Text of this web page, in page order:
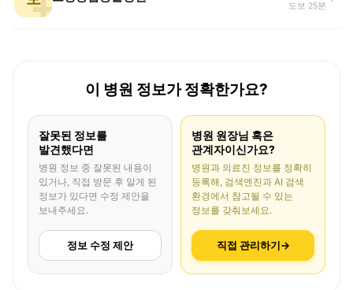
도보 25분
이 병원 정보가 정확한가요?
잘못된 정보를
발견했다면
병원 정보 중 잘못된 내용이
있거나, 직접 방문 후 알게 된
정보가 있다면 수정 제안을
보내주세요.
정보 수정 제안
병원 원장님 혹은
관계자이신가요?
병원과 의료진 정보를 정확히
등록해, 검색엔진과 AI 검색
환경에서 참고될 수 있는
정보를 갖춰보세요.
직접 관리하기→